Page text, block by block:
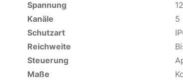
Spannung
Kanäle
5
Schutzart
Reichweite
Steuerung
Maße